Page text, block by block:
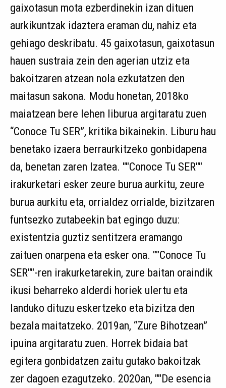
gaixotasun mota ezberdinekin izan dituen
aurkikuntzak idaztera eraman du, nahiz eta
gehiago deskribatu. 45 gaixotasun, gaixotasun
hauen sustraia zein den agerian utziz eta
bakoitzaren atzean nola ezkutatzen den
maitasun sakona. Modu honetan, 2018ko
maiatzean bere lehen liburua argitaratu zuen
“Conoce Tu SER”, kritika bikainekin. Liburu hau
benetako izaera berraurkitzeko gonbidapena
da, benetan zaren Izatea. ""Conoce Tu SER""
irakurketari esker zeure burua aurkitu, zeure
burua aurkitu eta, orrialdez orrialde, bizitzaren
funtsezko zutabeekin bat egingo duzu:
existentzia guztiz sentitzera eramango
zaituen onarpena eta esker ona. ""Conoce Tu
SER""-ren irakurketarekin, zure baitan oraindik
ikusi beharreko alderdi horiek ulertu eta
landuko dituzu eskertzeko eta bizitza den
bezala maitatzeko. 2019an, “Zure Bihotzean”
ipuina argitaratu zuen. Horrek bidaia bat
egitera gonbidatzen zaitu gutako bakoitzak
zer dagoen ezagutzeko. 2020an, ""De esencia